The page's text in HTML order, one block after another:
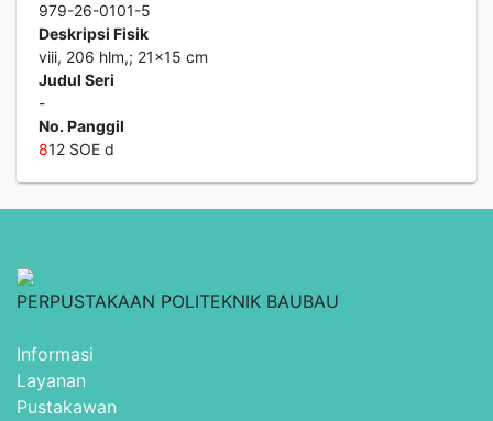
979-26-0101-5
Deskripsi Fisik
viii, 206 hlm,; 21x15 cm
Judul Seri
-
No. Panggil
812 SOE d
PERPUSTAKAAN POLITEKNIK BAUBAU
Informasi
Layanan
Pustakawan